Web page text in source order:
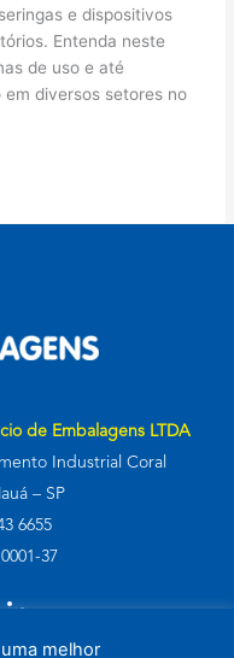
e dispositivos
Entenda neste
de uso e até
diversos setores no
de Embalagens LTDA
Industrial Coral
– SP
6655
37
melhor